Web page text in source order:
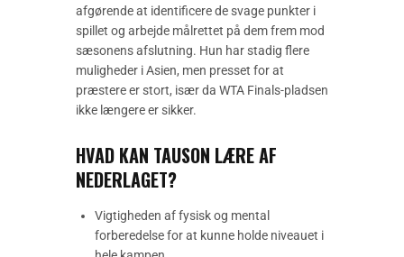
afgørende at identificere de svage punkter i
spillet og arbejde målrettet på dem frem mod
sæsonens afslutning. Hun har stadig flere
muligheder i Asien, men presset for at
præstere er stort, især da WTA Finals-pladsen
ikke længere er sikker.
HVAD KAN TAUSON LÆRE AF
NEDERLAGET?
Vigtigheden af fysisk og mental
forberedelse for at kunne holde niveauet i